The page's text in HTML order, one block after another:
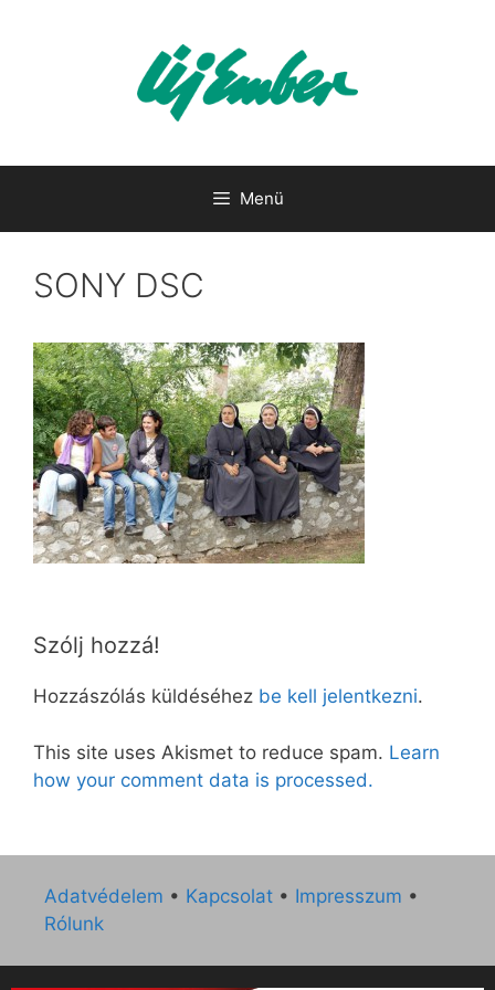
Menü
SONY DSC
Szólj hozzá!
Hozzászólás küldéséhez be kell jelentkezni.
This site uses Akismet to reduce spam. Learn
how your comment data is processed.
Adatvédelem • Kapcsolat • Impresszum •
Rólunk